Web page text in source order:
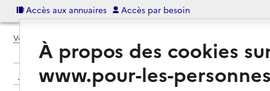
Accès aux annuaires Accès par besoin
Voir le fil d’Ariane
Retour aux résultats de l'annuaire
À propos des cookies
www.pour-les-